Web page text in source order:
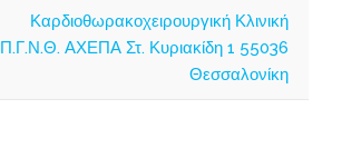
Καρδιοθωρακοχειρουργική Κλινική
Π.Γ.Ν.Θ. ΑΧΕΠΑ Στ. Κυριακίδη 1 55036
Θεσσαλονίκη